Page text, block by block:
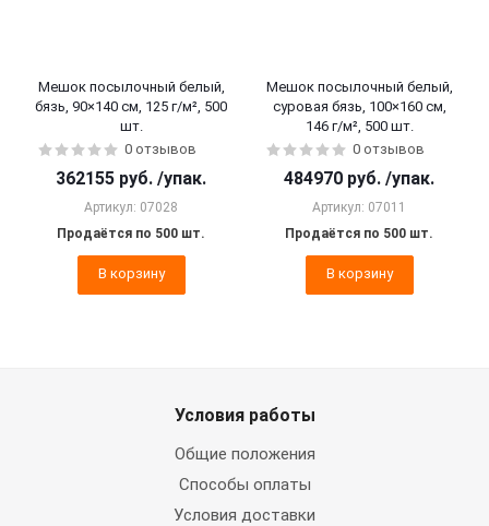
Мешок посылочный белый,
бязь, 90×140 см, 125 г/м², 500
шт.
0 отзывов
362155 руб. /упак.
Артикул: 07028
Продаётся по 500 шт.
В корзину
Мешок посылочный белый,
суровая бязь, 100×160 см,
146 г/м², 500 шт.
0 отзывов
484970 руб. /упак.
Артикул: 07011
Продаётся по 500 шт.
В корзину
Условия работы
Общие положения
Способы оплаты
Условия доставки